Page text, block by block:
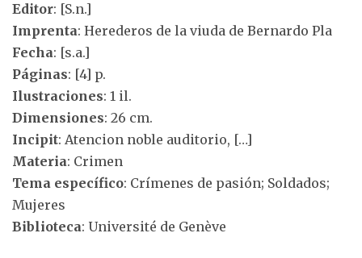
Editor: [S.n.]
Imprenta: Herederos de la viuda de Bernardo Pla
Fecha: [s.a.]
Páginas: [4] p.
Ilustraciones: 1 il.
Dimensiones: 26 cm.
Incipit: Atencion noble auditorio, […]
Materia: Crimen
Tema específico: Crímenes de pasión; Soldados;
Mujeres
Biblioteca: Université de Genève